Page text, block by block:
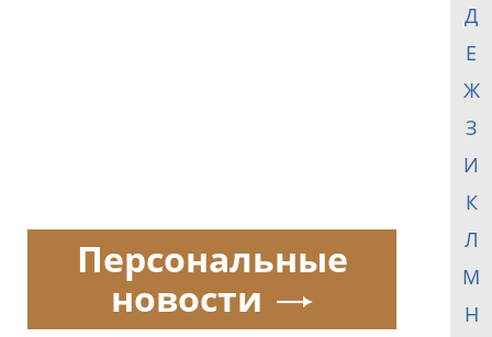
Д
Е
Ж
З
И
К
Л
М
Н
Персональные
новости